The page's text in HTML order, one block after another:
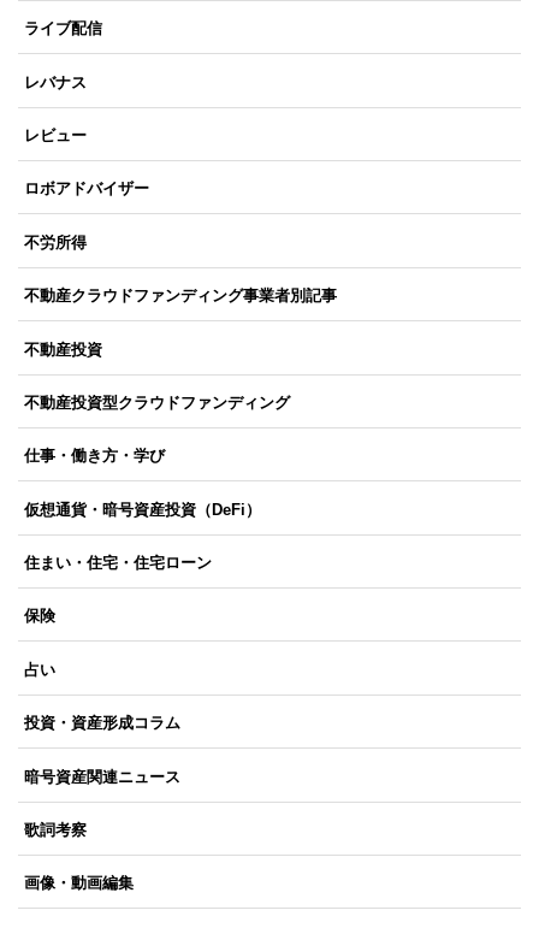
ライブ配信
レバナス
レビュー
ロボアドバイザー
不労所得
不動産クラウドファンディング事業者別記事
不動産投資
不動産投資型クラウドファンディング
仕事・働き方・学び
仮想通貨・暗号資産投資（DeFi）
住まい・住宅・住宅ローン
保険
占い
投資・資産形成コラム
暗号資産関連ニュース
歌詞考察
画像・動画編集